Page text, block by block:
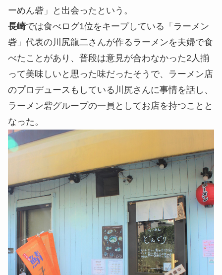
ーめん砦」と出会ったという。
長崎では食べログ1位をキープしている「ラーメン
砦」代表の川尻龍二さんが作るラーメンを夫婦で食
べたことがあり、普段は意見が合わなかった2人揃
って美味しいと思った味だったそうで、ラーメン店
のプロデュースもしている川尻さんに事情を話し、
ラーメン砦グループの一員としてお店を持つことと
なった。